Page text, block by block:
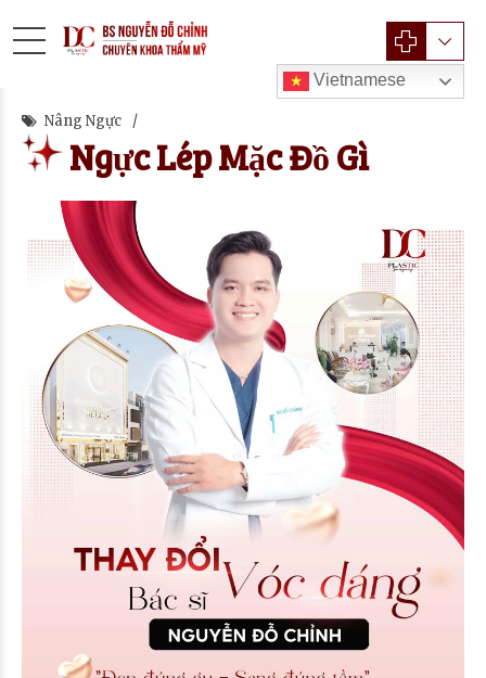
Vietnamese
Nâng Ngực
Ngực Lép Mặc Đồ Gì